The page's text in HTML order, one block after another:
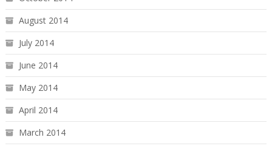
August 2014
July 2014
June 2014
May 2014
April 2014
March 2014